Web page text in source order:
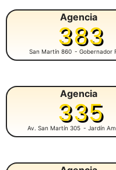
Agencia
383
San Martín 860 - Gobernador
Agencia
335
Av. San Martín 305 - Jardín